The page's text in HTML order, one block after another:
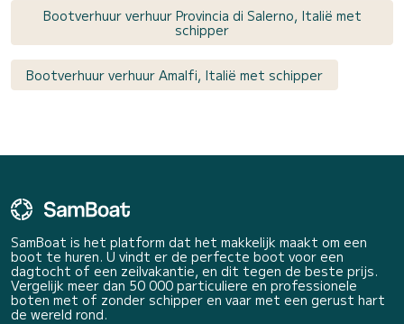
Bootverhuur verhuur Provincia di Salerno, Italië met
schipper
Bootverhuur verhuur Amalfi, Italië met schipper
SamBoat is het platform dat het makkelijk maakt om een
boot te huren. U vindt er de perfecte boot voor een
dagtocht of een zeilvakantie, en dit tegen de beste prijs.
Vergelijk meer dan 50 000 particuliere en professionele
boten met of zonder schipper en vaar met een gerust hart
de wereld rond.